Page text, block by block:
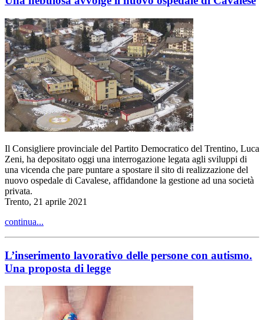
Il Consigliere provinciale del Partito Democratico del Trentino, Luca
Zeni, ha depositato oggi una interrogazione legata agli sviluppi di
una vicenda che pare puntare a spostare il sito di realizzazione del
nuovo ospedale di Cavalese, affidandone la gestione ad una società
privata.
Trento, 21 aprile 2021
continua...
L’inserimento lavorativo delle persone con autismo.
Una proposta di legge